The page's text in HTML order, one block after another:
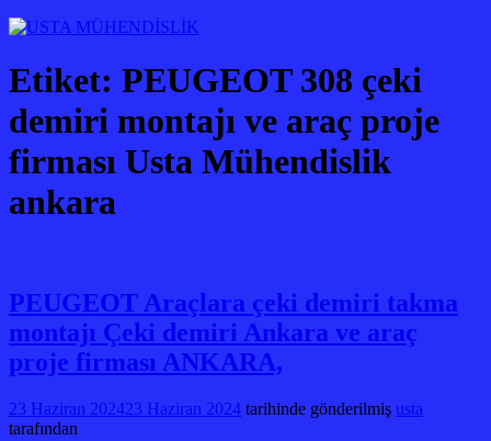
Etiket: PEUGEOT 308 çeki
demiri montajı ve araç proje
firması Usta Mühendislik
ankara
PEUGEOT Araçlara çeki demiri takma
montajı Çeki demiri Ankara ve araç
proje firması ANKARA,
23 Haziran 202423 Haziran 2024 tarihinde gönderilmiş usta
tarafından